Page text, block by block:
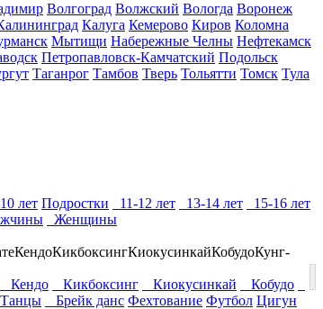
Волгоград Волжский Вологда Воронеж
Калуга Кемерово Киров Коломна
Мытищи Набережные Челны Нефтекамск
Петропавловск-Камчатский Подольск
Таганрог Тамбов Тверь Тольятти Томск Тула
лет Подростки 11-12 лет 13-14 лет
15-16 лет
Женщины
КендоКикбоксингКиокусинкайКобудоКунг-
Кендо Кикбоксинг Киокусинкай
Кобудо
Танцы Брейк данс Фехтование Футбол Цигун